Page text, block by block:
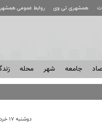
همشهری تی وی روابط عمومی
جامعه شهر محله
سبز در سوئیس جزو
دوشنبه ۱۷ خرداد ۱۳۹۵ - ۱۷:۵۰